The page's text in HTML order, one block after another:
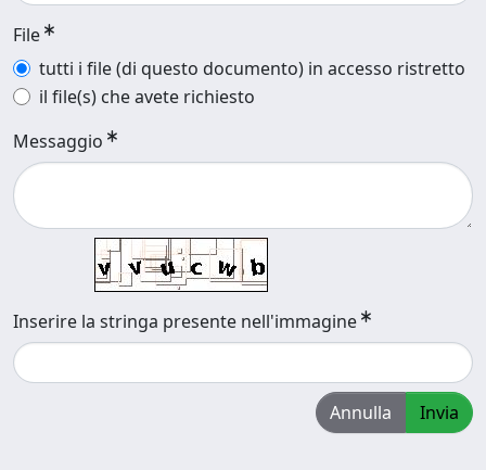
File
tutti i file (di questo documento) in accesso ristretto
il file(s) che avete richiesto
Messaggio
Inserire la stringa presente nell'immagine
Annulla Invia